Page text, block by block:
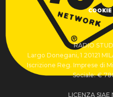
COOKIE
RADIO
Largo Donegani, 1 20121
Iscrizione Reg. Imprese di
Sociale: €
LICENZA